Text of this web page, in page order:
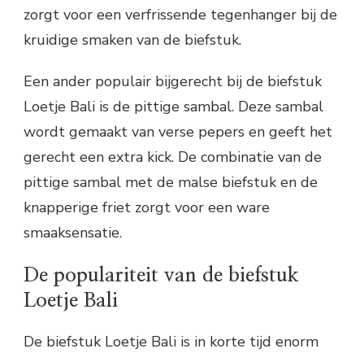
zorgt voor een verfrissende tegenhanger bij de
kruidige smaken van de biefstuk.
Een ander populair bijgerecht bij de biefstuk
Loetje Bali is de pittige sambal. Deze sambal
wordt gemaakt van verse pepers en geeft het
gerecht een extra kick. De combinatie van de
pittige sambal met de malse biefstuk en de
knapperige friet zorgt voor een ware
smaaksensatie.
De populariteit van de biefstuk
Loetje Bali
De biefstuk Loetje Bali is in korte tijd enorm